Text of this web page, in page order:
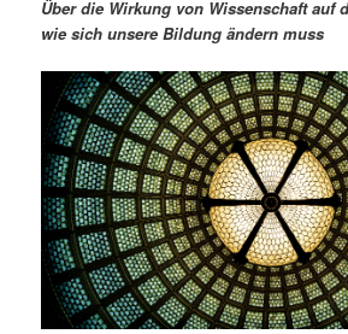
r
e
n
I
n
d
ä
r
e
n
n
a
a
t
i
o
n
Über die Wirkung von Wissenschaft auf
wie sich unsere Bildung ändern muss